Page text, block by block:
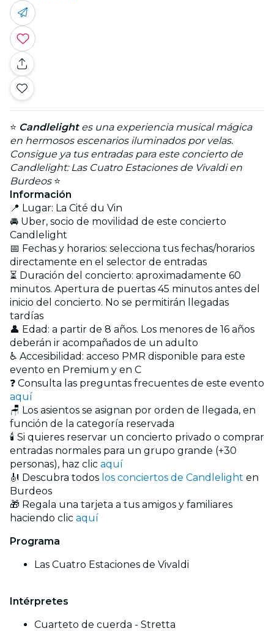
⭐ Candlelightes una experiencia musical mágica
en hermosos escenarios iluminados por velas.
Consigue ya tus entradas para este concierto de
Candlelight: Las Cuatro Estaciones de Vivaldi en
Burdeos⭐
Información
📍 Lugar: La Cité du Vin
🚘 Uber, socio de movilidad de este concierto
Candlelight
📅 Fechas y horarios: selecciona tus fechas/horarios
directamente en el selector de entradas
⏳ Duración del concierto: aproximadamente 60
minutos. Apertura de puertas 45 minutos antes del
inicio del concierto. No se permitirán llegadas
tardías
👤 Edad: a partir de 8 años. Los menores de 16 años
deberán ir acompañados de un adulto
♿ Accesibilidad: acceso PMR disponible para este
evento en Premium y en C
❓ Consulta las preguntas frecuentes de este evento
aquí
🪑 Los asientos se asignan por orden de llegada, en
función de la categoría reservada
🕯️ Si quieres reservar un concierto privado o comprar
entradas normales para un grupo grande (+30
personas), haz clic aquí
🎻 Descubra todos los conciertos de Candlelight en
Burdeos
🎁 Regala una tarjeta a tus amigos y familiares
haciendo clic aquí
Programa
Las Cuatro Estaciones de Vivaldi
Intérpretes
Cuarteto de cuerda - Stretta